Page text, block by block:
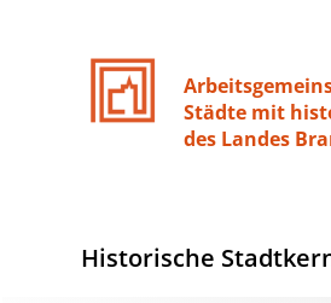
Städte mit
des Landes
Historische